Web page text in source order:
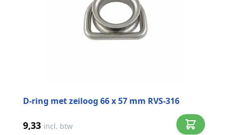
D-ring met zeiloog 66 x 57 mm RVS-316
9,33 incl. btw